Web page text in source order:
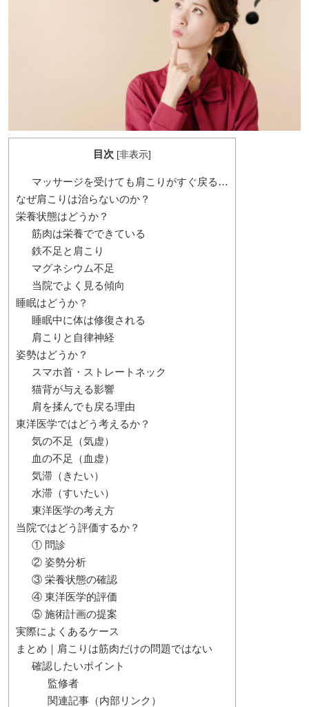
目次 [非表示]
マッサージを受けても肩こりがすぐ戻る…
なぜ肩こりは治らないのか？
栄養状態はどうか？
筋肉は栄養でできている
鉄不足と肩こり
マグネシウム不足
当院でよく見る傾向
睡眠はどうか？
睡眠中に体は修復される
肩こりと自律神経
姿勢はどうか？
スマホ首・ストレートネック
猫背が与える影響
肩を揉んでも戻る理由
東洋医学ではどう考えるか？
気の不足（気虚）
血の不足（血虚）
気滞（きたい）
水滞（すいたい）
東洋医学の考え方
当院ではどう評価するか？
① 問診
② 姿勢分析
③ 栄養状態の確認
④ 東洋医学的評価
⑤ 施術計画の提案
実際によくあるケース
まとめ｜肩こりは筋肉だけの問題ではない
確認したいポイント
監修者
関連記事（内部リンク）